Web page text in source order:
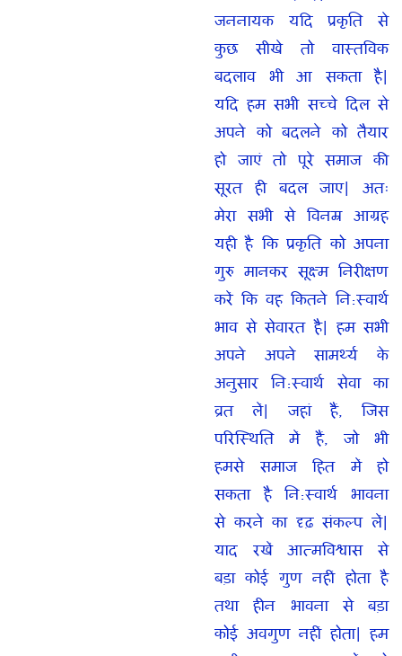
जननायक यदि प्रकृति से
कुछ सीखे तो वास्तविक
बदलाव भी आ सकता है|
यदि हम सभी सच्चे दिल से
अपने को बदलने को तैयार
हो जाएं तो पूरे समाज की
सूरत ही बदल जाए| अतः
मेरा सभी से विनम्र आग्रह
यही है कि प्रकृति को अपना
गुरु मानकर सूक्ष्म निरीक्षण
करें कि वह कितने नि:स्वार्थ
भाव से सेवारत है| हम सभी
अपने अपने सामर्थ्य के
अनुसार नि:स्वार्थ सेवा का
व्रत लें| जहां हैं, जिस
परिस्थिति में हैं, जो भी
हमसे समाज हित में हो
सकता है नि:स्वार्थ भावना
से करने का दृढ़ संकल्प लें|
याद रखें आत्मविश्वास से
बड़ा कोई गुण नहीं होता है
तथा हीन भावना से बड़ा
कोई अवगुण नहीं होता| हम